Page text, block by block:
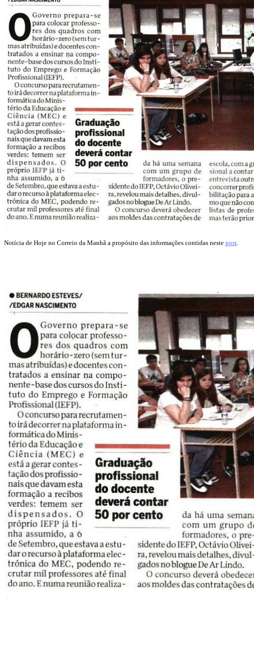
Notícia de Hoje no Correio da Manhã a propósito das informações contidas neste post.